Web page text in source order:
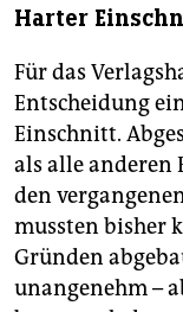
Harter
Für das
Entscheidung
Einschnitt.
als alle anderen
den
mussten bisher
Gründen
unangenehm –